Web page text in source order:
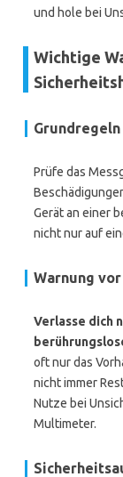
und hole bei
Wichtige
Prüfe das
Gerät an einer
nicht nur auf
Warnung
Verlasse dich
oft nur das
nicht immer
Nutze bei
Multimeter.